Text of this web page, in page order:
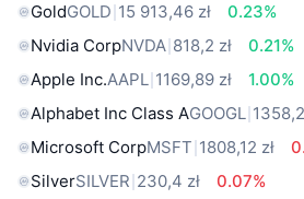
GoldGOLD 15 913,46 zł
0.23%
Nvidia CorpNVDA 818,2 zł
0.21%
Apple Inc.AAPL 1169,89 zł
1.00%
Alphabet Inc Class AGOOGL
Microsoft CorpMSFT 1808,12 zł
SilverSILVER 230,4 zł
0.07%